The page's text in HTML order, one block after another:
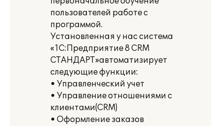
пользователей работе с
программой.
Установленная у нас система
«1С:Предприятие 8 CRM
СТАНДАРТ»автоматизирует
следующие функции:
• Управленческий учет
• Управление отношениями с
клиентами(CRM)
• Оформление заказов